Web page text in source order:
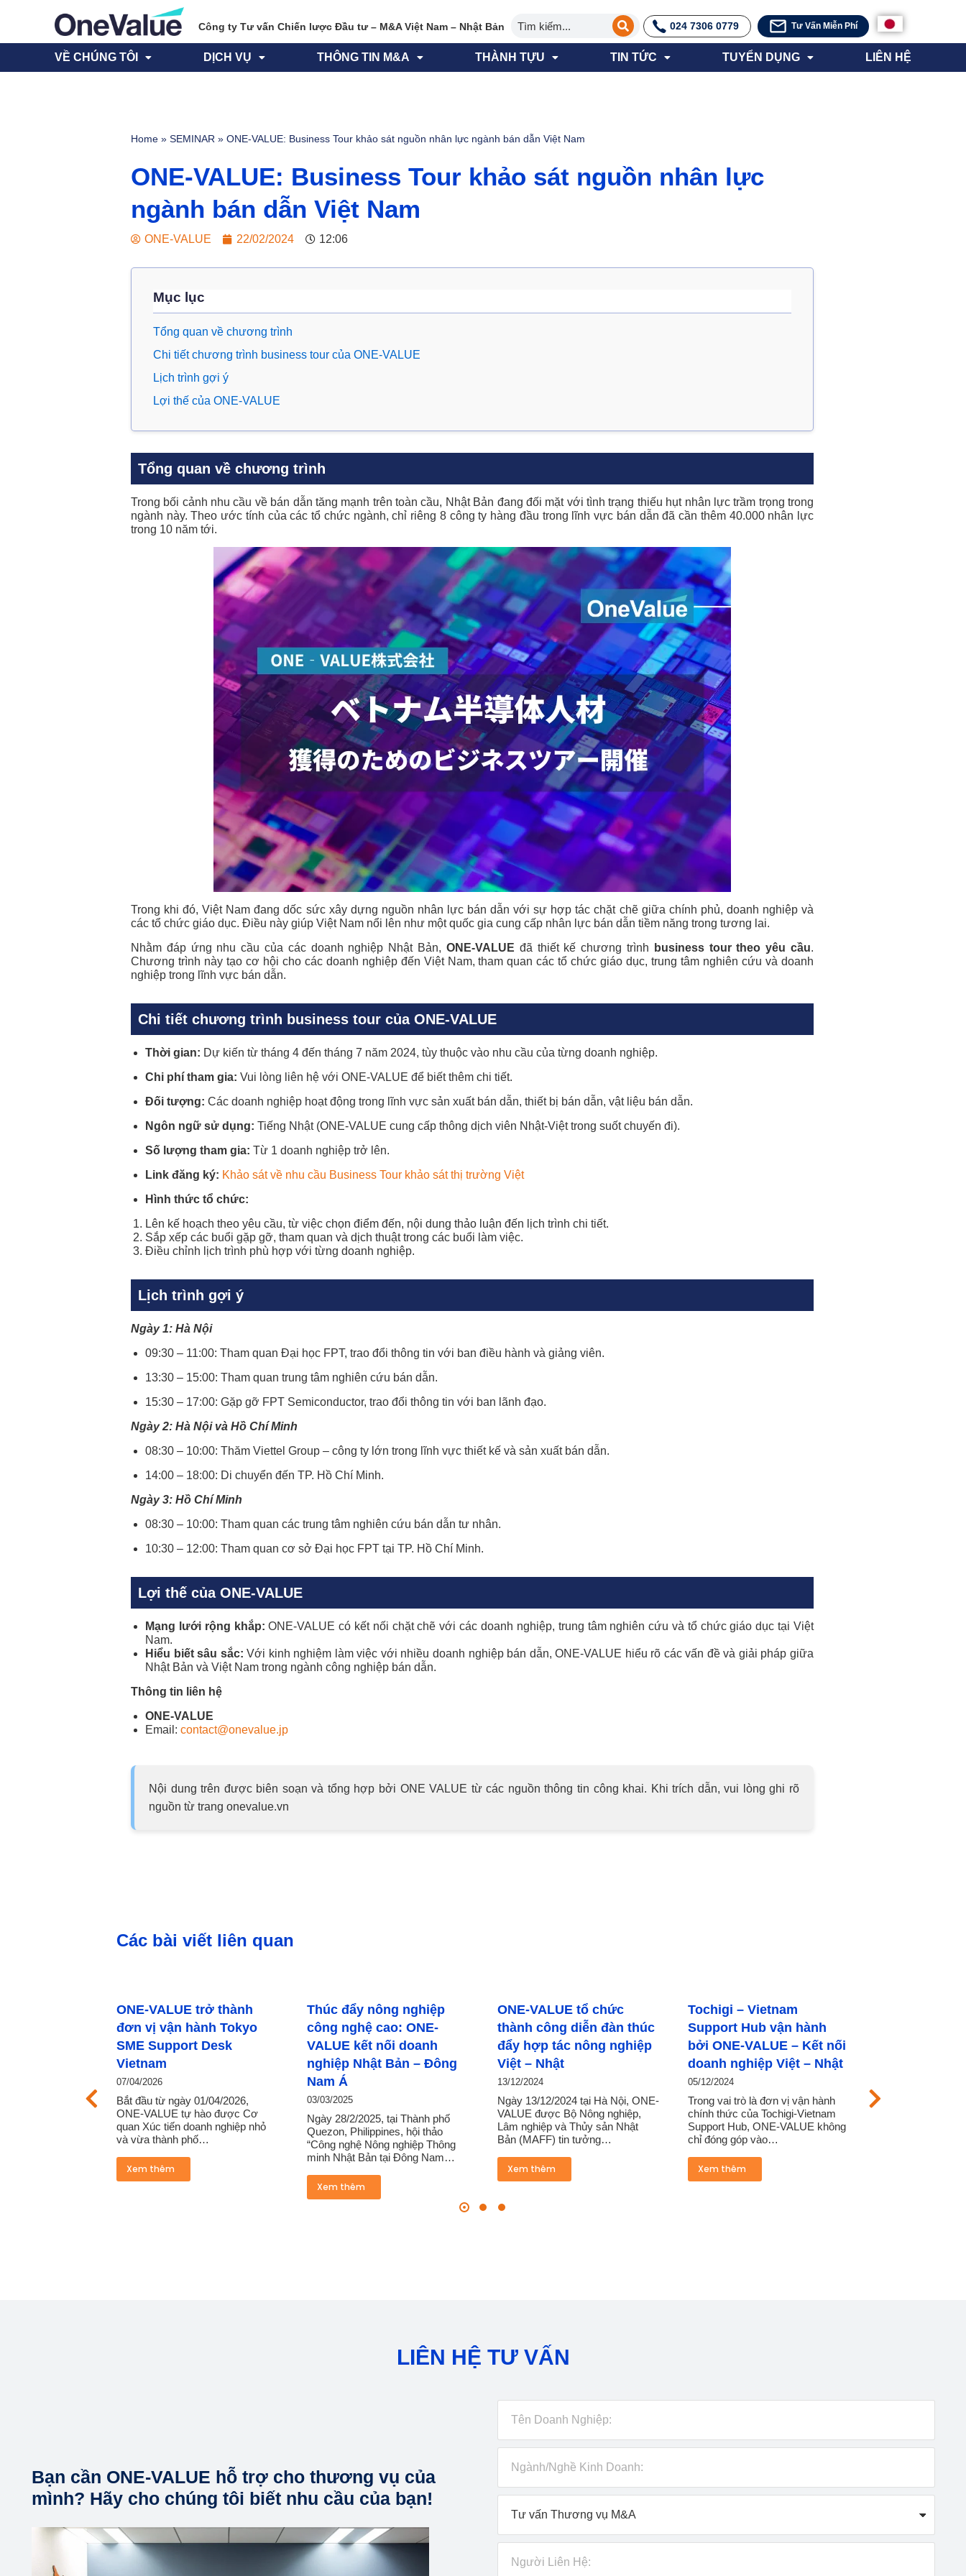
Công ty Tư vấn Chiến lược Đầu tư – M&A Việt Nam – Nhật Bản 024 7306 0779 Tư Vấn Miễn Phí
VỀ CHÚNG TÔI DỊCH VỤ THÔNG TIN M&A THÀNH TỰU TIN TỨC TUYỂN DỤNG LIÊN HỆ
Home » SEMINAR » ONE-VALUE: Business Tour khảo sát nguồn nhân lực ngành bán dẫn Việt Nam
ONE-VALUE: Business Tour khảo sát nguồn nhân lực
ngành bán dẫn Việt Nam
ONE-VALUE 22/02/2024 12:06
Mục lục
Tổng quan về chương trình
Chi tiết chương trình business tour của ONE-VALUE
Lịch trình gợi ý
Lợi thế của ONE-VALUE
Tổng quan về chương trình
Trong bối cảnh nhu cầu về bán dẫn tăng mạnh trên toàn cầu, Nhật Bản đang đối mặt với tình trạng thiếu hụt nhân lực trầm trọng trong
ngành này. Theo ước tính của các tổ chức ngành, chỉ riêng 8 công ty hàng đầu trong lĩnh vực bán dẫn đã cần thêm 40.000 nhân lực
trong 10 năm tới.
Trong khi đó, Việt Nam đang dốc sức xây dựng nguồn nhân lực bán dẫn với sự hợp tác chặt chẽ giữa chính phủ, doanh nghiệp và
các tổ chức giáo dục. Điều này giúp Việt Nam nổi lên như một quốc gia cung cấp nhân lực bán dẫn tiềm năng trong tương lai.
Nhằm đáp ứng nhu cầu của các doanh nghiệp Nhật Bản, ONE-VALUE đã thiết kế chương trình business tourtheo yêu cầu.
Chương trình này tạo cơ hội cho các doanh nghiệp đến Việt Nam, tham quan các tổ chức giáo dục, trung tâm nghiên cứu và doanh
nghiệp trong lĩnh vực bán dẫn.
Chi tiết chương trình business tour của ONE-VALUE
Thời gian: Dự kiến từ tháng 4 đến tháng 7 năm 2024, tùy thuộc vào nhu cầu của từng doanh nghiệp.
Chi phí tham gia: Vui lòng liên hệ với ONE-VALUE để biết thêm chi tiết.
Đối tượng: Các doanh nghiệp hoạt động trong lĩnh vực sản xuất bán dẫn, thiết bị bán dẫn, vật liệu bán dẫn.
Ngôn ngữ sử dụng: Tiếng Nhật (ONE-VALUE cung cấp thông dịch viên Nhật-Việt trong suốt chuyến đi).
Số lượng tham gia: Từ 1 doanh nghiệp trở lên.
Link đăng ký: Khảo sát về nhu cầu Business Tour khảo sát thị trường Việt
Hình thức tổ chức:
Lên kế hoạch theo yêu cầu, từ việc chọn điểm đến, nội dung thảo luận đến lịch trình chi tiết.
Sắp xếp các buổi gặp gỡ, tham quan và dịch thuật trong các buổi làm việc.
Điều chỉnh lịch trình phù hợp với từng doanh nghiệp.
Lịch trình gợi ý
Ngày 1: Hà Nội
09:30 – 11:00: Tham quan Đại học FPT, trao đổi thông tin với ban điều hành và giảng viên.
13:30 – 15:00: Tham quan trung tâm nghiên cứu bán dẫn.
15:30 – 17:00: Gặp gỡ FPT Semiconductor, trao đổi thông tin với ban lãnh đạo.
Ngày 2: Hà Nội và Hồ Chí Minh
08:30 – 10:00: Thăm Viettel Group – công ty lớn trong lĩnh vực thiết kế và sản xuất bán dẫn.
14:00 – 18:00: Di chuyển đến TP. Hồ Chí Minh.
Ngày 3: Hồ Chí Minh
08:30 – 10:00: Tham quan các trung tâm nghiên cứu bán dẫn tư nhân.
10:30 – 12:00: Tham quan cơ sở Đại học FPT tại TP. Hồ Chí Minh.
Lợi thế của ONE-VALUE
Mạng lưới rộng khắp: ONE-VALUE có kết nối chặt chẽ với các doanh nghiệp, trung tâm nghiên cứu và tổ chức giáo dục tại Việt
Nam.
Hiểu biết sâu sắc: Với kinh nghiệm làm việc với nhiều doanh nghiệp bán dẫn, ONE-VALUE hiểu rõ các vấn đề và giải pháp giữa
Nhật Bản và Việt Nam trong ngành công nghiệp bán dẫn.
Thông tin liên hệ
ONE-VALUE
Email: contact@onevalue.jp
Nội dung trên được biên soạn và tổng hợp bởi ONE VALUE từ các nguồn thông tin công khai. Khi trích dẫn, vui lòng ghi rõ
nguồn từ trang onevalue.vn
Các bài viết liên quan
ONE‑VALUE trở thành
đơn vị vận hành Tokyo
SME Support Desk
Bắt đầu từ ngày 01/04/2026,
ONE-VALUE tự hào được Cơ
quan Xúc tiến doanh nghiệp nhỏ
và vừa thành phố…
Thúc đẩy nông nghiệp
công nghệ cao: ONE-
VALUE kết nối doanh
nghiệp Nhật Bản – Đông
03/03/2025
Ngày 28/2/2025, tại Thành phố
Quezon, Philippines, hội thảo
“Công nghệ Nông nghiệp Thông
minh Nhật Bản tại Đông Nam…
ONE-VALUE tổ chức
thành công diễn đàn thúc
đẩy hợp tác nông nghiệp
Việt – Nhật
Ngày 13/12/2024 tại Hà Nội, ONE-
VALUE được Bộ Nông nghiệp,
Lâm nghiệp và Thủy sản Nhật
Bản (MAFF) tin tưởng…
Tochigi – Vietnam
Support Hub vận hành
bởi ONE-VALUE – Kết nối
doanh nghiệp Việt – Nhật
Trong vai trò là đơn vị vận hành
chính thức của Tochigi-Vietnam
Support Hub, ONE-VALUE không
chỉ đóng góp vào…
ONE-VALUE kết nối đoàn
doanh nghiệp tỉnh Tochigi
với hiệp hội và doanh
nghiệp Việt Nam
Trong chuyến thăm tại Việt Nam
do ONE-VALUE đóng vai trò kết
nối, điều phối, dẫn dắt, các thành
LIÊN HỆ TƯ VẤN
Bạn cần ONE-VALUE hỗ trợ cho thương vụ của
mình? Hãy cho chúng tôi biết nhu cầu của bạn!